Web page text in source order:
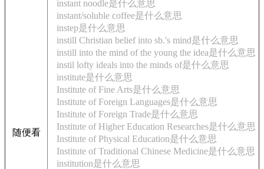
随便看
instant noodle是什么意思
instant/soluble coffee是什么意思
instep是什么意思
instill Christian belief into sb.'s mind是什么意思
instill into the mind of the young the idea是什么意思
instil lofty ideals into the minds of是什么意思
institute是什么意思
Institute of Fine Arts是什么意思
Institute of Foreign Languages是什么意思
Institute of Foreign Trade是什么意思
Institute of Higher Education Researches是什么意思
Institute of Physical Education是什么意思
Institute of Traditional Chinese Medicine是什么意思
institution是什么意思